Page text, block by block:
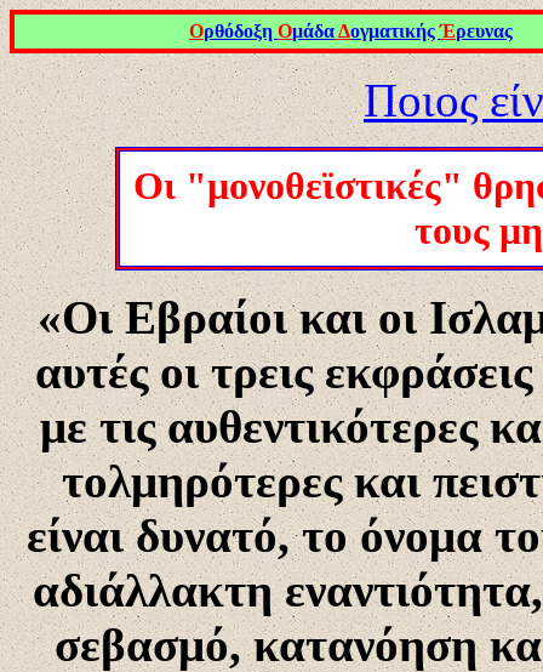
Ορθόδοξη ΟμάδαΔογματικήςΈρευνας
Ποιος
Οι "μονοθεϊστικές"
τους
«Οι Εβραίοι και οι
αυτές οι τρεις
με τις αυθεντικότερες
τολμηρότερες και
είναι δυνατό, το όνομα
αδιάλλακτη
σεβασμό, κατανόηση